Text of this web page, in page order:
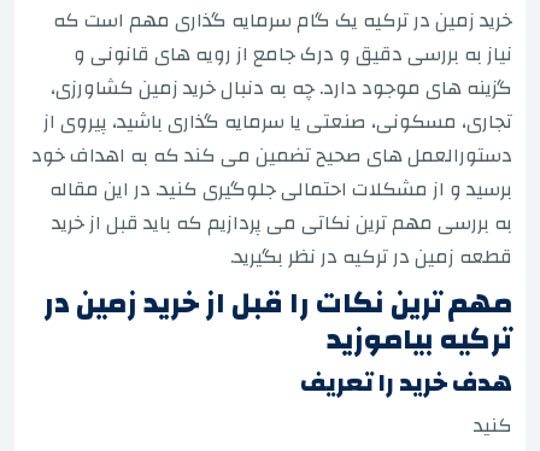
خرید زمین در ترکیه یک گام سرمایه گذاری مهم است که
نیاز به بررسی دقیق و درک جامع از رویه های قانونی و
گزینه های موجود دارد. چه به دنبال خرید زمین کشاورزی،
تجاری، مسکونی، صنعتی یا سرمایه گذاری باشید، پیروی از
دستورالعمل های صحیح تضمین می کند که به اهداف خود
برسید و از مشکلات احتمالی جلوگیری کنید. در این مقاله
به بررسی مهم ترین نکاتی می پردازیم که باید قبل از خرید
قطعه زمین در ترکیه در نظر بگیرید.
مهم ترین نکات را قبل از خرید زمین در
ترکیه بیاموزید
هدف خرید را تعریف
کنید